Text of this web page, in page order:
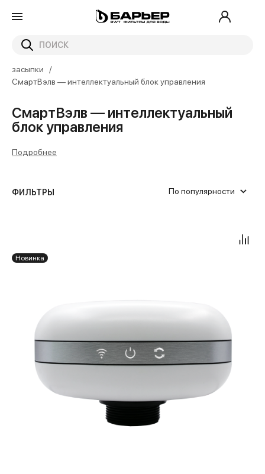
Главная
Каталог
засыпки
СмартВэлв — интеллектуальный блок управления
СмартВэлв — интеллектуальный
блок управления
Подробнее
ФИЛЬТРЫ По популярности
Новинка